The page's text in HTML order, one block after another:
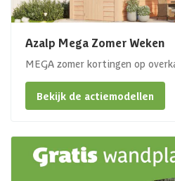
Azalp Mega Zomer Weken
MEGA zomer kortingen op
Bekijk de actiemodellen